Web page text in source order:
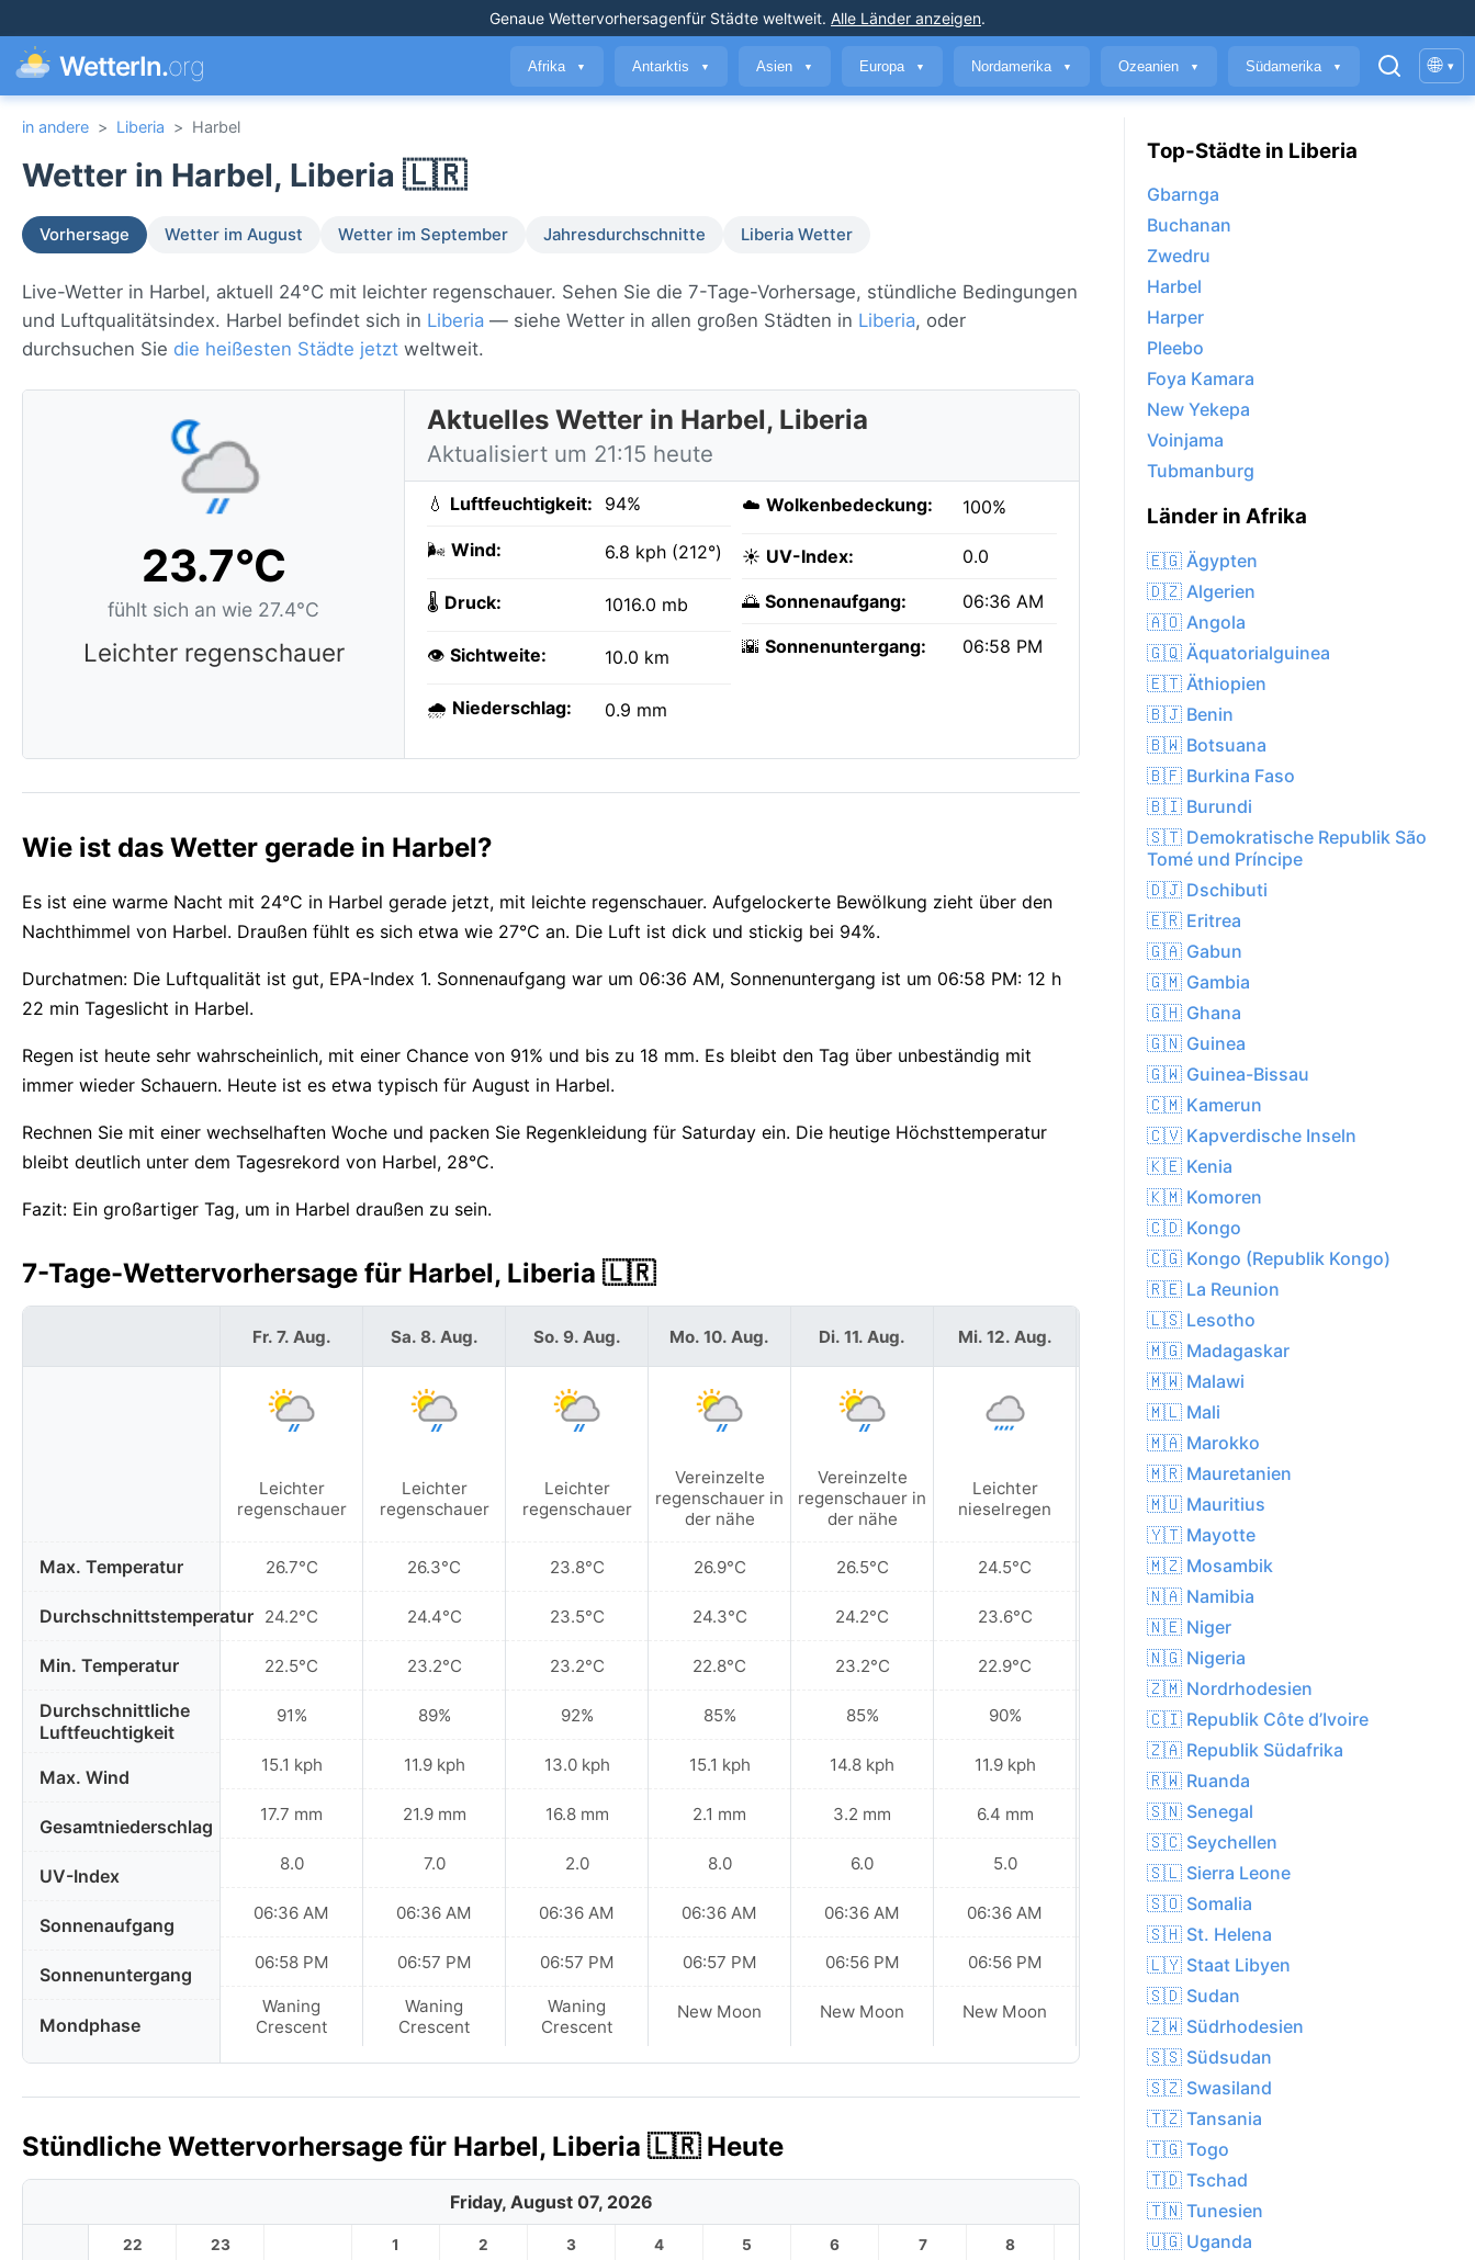
Genaue Wettervorhersagenfür Städte weltweit. Alle Länder anzeigen.
WetterIn.org Afrika ▼ Antarktis ▼ Asien ▼ Europa ▼ Nordamerika ▼ Ozeanien ▼ Südamerika ▼ 🌐 ▾
in andere > Liberia > Harbel
Wetter in Harbel, Liberia 🇱🇷
Vorhersage Wetter im August Wetter im September Jahresdurchschnitte Liberia Wetter
Live-Wetter in Harbel, aktuell 24°C mit leichter regenschauer. Sehen Sie die 7-Tage-Vorhersage, stündliche Bedingungen
und Luftqualitätsindex. Harbel befindet sich in Liberia — siehe Wetter in allen großen Städten in Liberia, oder
durchsuchen Sie die heißesten Städte jetzt weltweit.
23.7°C
fühlt sich an wie 27.4°C
Leichter regenschauer
Aktuelles Wetter in Harbel, Liberia
Aktualisiert um 21:15 heute
💧 Luftfeuchtigkeit: 94%
🌬️ Wind: 6.8 kph (212°)
🌡️ Druck: 1016.0 mb
👁️ Sichtweite: 10.0 km
🌧️ Niederschlag: 0.9 mm
☁️ Wolkenbedeckung: 100%
☀️ UV-Index: 0.0
🌅 Sonnenaufgang: 06:36 AM
🌇 Sonnenuntergang: 06:58 PM
Wie ist das Wetter gerade in Harbel?
Es ist eine warme Nacht mit 24°C in Harbel gerade jetzt, mit leichte regenschauer. Aufgelockerte Bewölkung zieht über den
Nachthimmel von Harbel. Draußen fühlt es sich etwa wie 27°C an. Die Luft ist dick und stickig bei 94%.
Durchatmen: Die Luftqualität ist gut, EPA-Index 1. Sonnenaufgang war um 06:36 AM, Sonnenuntergang ist um 06:58 PM: 12 h
22 min Tageslicht in Harbel.
Regen ist heute sehr wahrscheinlich, mit einer Chance von 91% und bis zu 18 mm. Es bleibt den Tag über unbeständig mit
immer wieder Schauern. Heute ist es etwa typisch für August in Harbel.
Rechnen Sie mit einer wechselhaften Woche und packen Sie Regenkleidung für Saturday ein. Die heutige Höchsttemperatur
bleibt deutlich unter dem Tagesrekord von Harbel, 28°C.
Fazit: Ein großartiger Tag, um in Harbel draußen zu sein.
7-Tage-Wettervorhersage für Harbel, Liberia 🇱🇷
Max. Temperatur
Durchschnittstemperatur
Min. Temperatur
Durchschnittliche
Luftfeuchtigkeit
Max. Wind
Gesamtniederschlag
UV-Index
Sonnenaufgang
Sonnenuntergang
Mondphase
Fr. 7. Aug.
Leichter
regenschauer
26.7°C
24.2°C
22.5°C
91%
15.1 kph
17.7 mm
8.0
06:36 AM
06:58 PM
Waning
Crescent
Sa. 8. Aug.
Leichter
regenschauer
26.3°C
24.4°C
23.2°C
89%
11.9 kph
21.9 mm
7.0
06:36 AM
06:57 PM
Waning
Crescent
So. 9. Aug.
Leichter
regenschauer
23.8°C
23.5°C
23.2°C
92%
13.0 kph
16.8 mm
2.0
06:36 AM
06:57 PM
Waning
Crescent
Mo. 10. Aug.
Vereinzelte
regenschauer in
der nähe
26.9°C
24.3°C
22.8°C
85%
15.1 kph
2.1 mm
8.0
06:36 AM
06:57 PM
New Moon
Di. 11. Aug.
Vereinzelte
regenschauer in
der nähe
26.5°C
24.2°C
23.2°C
85%
14.8 kph
3.2 mm
6.0
06:36 AM
06:56 PM
New Moon
Mi. 12. Aug.
Leichter
nieselregen
24.5°C
23.6°C
22.9°C
90%
11.9 kph
6.4 mm
5.0
06:36 AM
06:56 PM
New Moon
Leichter
regenschauer
25.5°C
24.0°C
23.1°C
88%
11.9 kph
6.2 mm
6.0
06:36 AM
06:56 PM
Stündliche Wettervorhersage für Harbel, Liberia 🇱🇷 Heute
Friday, August 07, 2026
22 23 1 2 3 4 5 6 7 8 10
Top-Städte in Liberia
Gbarnga
Buchanan
Zwedru
Harbel
Harper
Pleebo
Foya Kamara
New Yekepa
Voinjama
Tubmanburg
Länder in Afrika
🇪🇬 Ägypten
🇩🇿 Algerien
🇦🇴 Angola
🇬🇶 Äquatorialguinea
🇪🇹 Äthiopien
🇧🇯 Benin
🇧🇼 Botsuana
🇧🇫 Burkina Faso
🇧🇮 Burundi
🇸🇹 Demokratische Republik São
Tomé und Príncipe
🇩🇯 Dschibuti
🇪🇷 Eritrea
🇬🇦 Gabun
🇬🇲 Gambia
🇬🇭 Ghana
🇬🇳 Guinea
🇬🇼 Guinea-Bissau
🇨🇲 Kamerun
🇨🇻 Kapverdische Inseln
🇰🇪 Kenia
🇰🇲 Komoren
🇨🇩 Kongo
🇨🇬 Kongo (Republik Kongo)
🇷🇪 La Reunion
🇱🇸 Lesotho
🇲🇬 Madagaskar
🇲🇼 Malawi
🇲🇱 Mali
🇲🇦 Marokko
🇲🇷 Mauretanien
🇲🇺 Mauritius
🇾🇹 Mayotte
🇲🇿 Mosambik
🇳🇦 Namibia
🇳🇪 Niger
🇳🇬 Nigeria
🇿🇲 Nordrhodesien
🇨🇮 Republik Côte d’Ivoire
🇿🇦 Republik Südafrika
🇷🇼 Ruanda
🇸🇳 Senegal
🇸🇨 Seychellen
🇸🇱 Sierra Leone
🇸🇴 Somalia
🇸🇭 St. Helena
🇱🇾 Staat Libyen
🇸🇩 Sudan
🇿🇼 Südrhodesien
🇸🇸 Südsudan
🇸🇿 Swasiland
🇹🇿 Tansania
🇹🇬 Togo
🇹🇩 Tschad
🇹🇳 Tunesien
🇺🇬 Uganda